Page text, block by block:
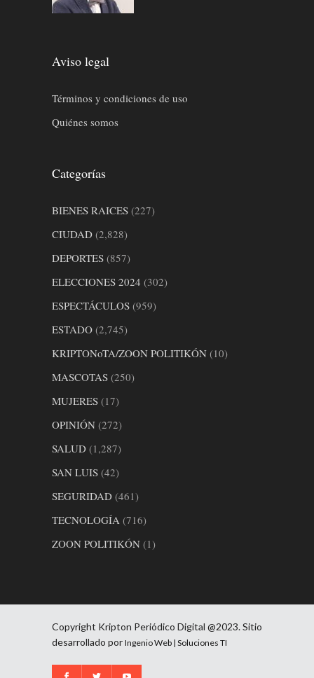
Aviso legal
Términos y condiciones de uso
Quiénes somos
Categorías
BIENES RAICES (227)
CIUDAD (2,828)
DEPORTES (857)
ELECCIONES 2024 (302)
ESPECTÁCULOS (959)
ESTADO (2,745)
KRIPTONoTA/ZOON POLITIKÓN (10)
MASCOTAS (250)
MUJERES (17)
OPINIÓN (272)
SALUD (1,287)
SAN LUIS (42)
SEGURIDAD (461)
TECNOLOGÍA (716)
ZOON POLITIKÓN (1)
Copyright Kripton Periódico Digital @2023. Sitio
desarrollado por Ingenio Web | Soluciones TI